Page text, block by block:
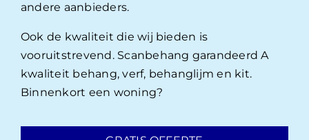
andere aanbieders.
Ook de kwaliteit die wij bieden is
vooruitstrevend. Scanbehang garandeerd A
kwaliteit behang, verf, behanglijm en kit.
Binnenkort een woning?